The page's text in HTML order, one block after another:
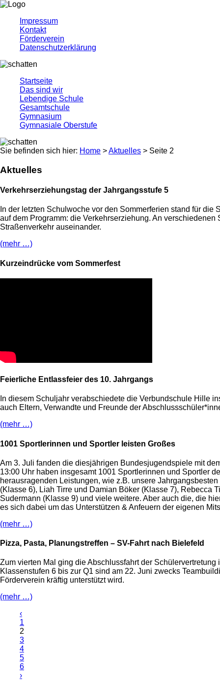
Impressum
Kontakt
Förderverein
Datenschutzerklärung
Startseite
Das sind wir
Lebendige Schule
Gesamtschule
Gymnasium
Gymnasiale Oberstufe
Sie befinden sich hier: Home >Aktuelles > Seite 2
Aktuelles
Verkehrserziehungstag der Jahrgangsstufe 5
In der letzten Schulwoche vor den Sommerferien stand für
auf dem Programm: die Verkehrserziehung. An
Straßenverkehr auseinander.
(mehr …)
Kurzeindrücke vom Sommerfest
Feierliche Entlassfeier des 10. Jahrgangs
In diesem Schuljahr verabschiedete die Verbundschule Hille
auch Eltern, Verwandte und Freunde der
(mehr …)
1001 Sportlerinnen und Sportler leisten Großes
Am 3. Juli fanden die diesjährigen Bundesjugendspiele mit
13:00 Uhr haben insgesamt 1001 Sportlerinnen und Sportler
herausragenden Leistungen, wie z.B. unsere
(Klasse 6), Liah Tirre und Damian Böker (Klasse 7), Rebecca
Sudermann (Klasse 9) und viele weitere. Aber auch die, die
es sich dabei um das Unterstützen & Anfeuern der eigenen
(mehr …)
Pizza, Pasta, Planungstreffen – SV-Fahrt nach Bielefeld
Zum vierten Mal ging die Abschlussfahrt der
Klassenstufen 6 bis zur Q1 sind am 22. Juni zwecks
Förderverein kräftig unterstützt wird.
(mehr …)
‹
1
2
3
4
5
6
›